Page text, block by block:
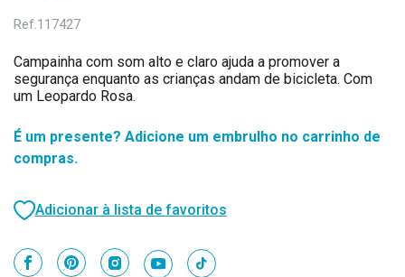
Ref.117427
Campainha com som alto e claro ajuda a promover a
segurança enquanto as crianças andam de bicicleta. Com
um Leopardo Rosa.
É um presente? Adicione um embrulho no carrinho de
compras.
Adicionar à lista de favoritos